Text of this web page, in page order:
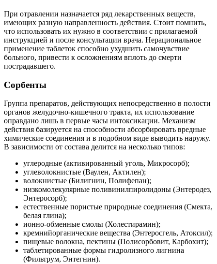
При отравлении назначается ряд лекарственных веществ,
имеющих разную направленность действия. Стоит помнить,
что использовать их нужно в соответствии с прилагаемой
инструкцией и после консультации врача. Нерациональное
применение таблеток способно ухудшить самочувствие
больного, привести к осложнениям вплоть до смерти
пострадавшего.
Сорбенты
Группа препаратов, действующих непосредственно в полости
органов желудочно-кишечного тракта, их использование
оправдано лишь в первые часы интоксикации. Механизм
действия базируется на способности абсорбировать вредные
химические соединения и в подобном виде выводить наружу.
В зависимости от состава делится на несколько типов:
углеродные (активированный уголь, Микросорб);
углеволокнистые (Ваулен, Актилен);
волокнистые (Билигнин, Полифепан);
низкомолекулярные поливинилпиролидоны (Энтеродез,
Энтеросорб);
естественные пористые природные соединения (Смекта,
белая глина);
ионно-обменные смолы (Холестирамин);
кремнийорганические вещества (Энтеросгель, Атоксил);
пищевые волокна, пектины (Полисорбовит, Карбохит);
таблетированные формы гидролизного лигнина
(Фильтрум, Энтегнин).